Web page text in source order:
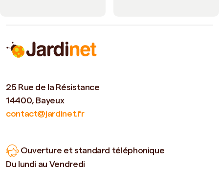
25 Rue de la Résistance
14400, Bayeux
contact@jardinet.fr
Ouverture et standard téléphonique
Du lundi au Vendredi